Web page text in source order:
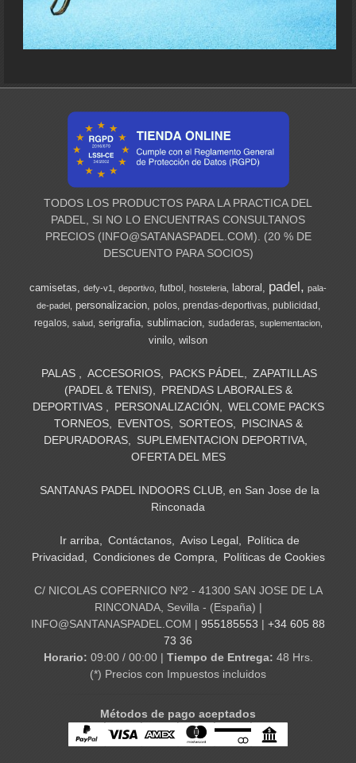
TODOS LOS PRODUCTOS PARA LA PRACTICA DEL
PADEL, SI NO LO ENCUENTRAS CONSULTANOS
PRECIOS (INFO@SATANASPADEL.COM). (20 % DE
DESCUENTO PARA SOCIOS)
camisetas defy-v1 deportivo futbol hosteleria laboral padel
pala-
de-padel
personalizacion polos prendas-deportivas publicidad
regalos
salud serigrafia sublimacion sudaderas suplementacion
vinilo wilson
PALAS ACCESORIOS PACKS PÁDEL
ZAPATILLAS
(PADEL & TENIS)
PRENDAS LABORALES &
DEPORTIVAS
PERSONALIZACIÓN
WELCOME PACKS
TORNEOS
EVENTOS SORTEOS
PISCINAS &
DEPURADORAS
SUPLEMENTACION DEPORTIVA
OFERTA DEL MES
SANTANAS PADEL INDOORS CLUB, en San Jose de la
Rinconada
Ir arriba Contáctanos Aviso Legal
Política de
Privacidad
Condiciones de Compra Políticas de Cookies
C/ NICOLAS COPERNICO Nº2 - 41300 SAN JOSE DE LA
RINCONADA, Sevilla - (España) |
INFO@SANTANASPADEL.COM | 955185553 | +34 605 88
73 36
Horario: 09:00 / 00:00 | Tiempo de Entrega: 48 Hrs.
(*) Precios con Impuestos incluidos
Métodos de pago aceptados